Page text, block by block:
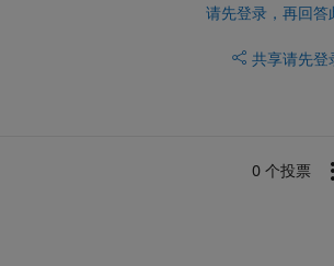
请先登录，再回答
共享请先登
0 个投票